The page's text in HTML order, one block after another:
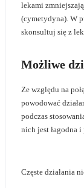
lekami
(cymetydyna). W
skonsultuj się z
Możliwe
Ze względu na
powodować
podczas
nich jest łagodna
Częste działania